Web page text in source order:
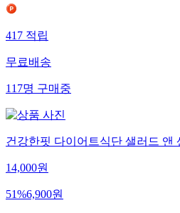
417적립
무료배송
117명구매중
건강한핏 다이어트식단 샐러드 앤
14,000원
51%6,900원